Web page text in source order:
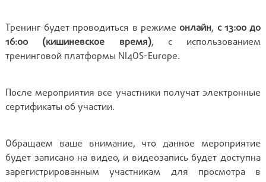
Тренинг будет проводиться в режиме онлайн, с 13:00 до
16:00 (кишиневское время), с использованием
тренинговой платформы NI4OS-Europe.
После мероприятия все участники получат электронные
сертификаты об участии.
Обращаем ваше внимание, что данное мероприятие
будет записано на видео, и видеозапись будет доступна
зарегистрированным участникам для просмотра в